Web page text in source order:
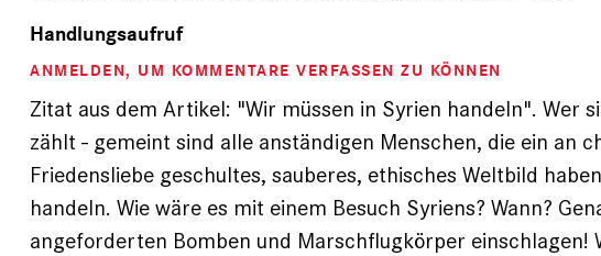
Handlungsaufruf
ANMELDEN, UM KOMMENTARE VERFASSEN ZU KÖNNEN
Zitat aus dem Artikel: "Wir müssen in Syrien handeln". Wer
zählt - gemeint sind alle anständigen Menschen, die ein an
Friedensliebe geschultes, sauberes, ethisches Weltbild
handeln. Wie wäre es mit einem Besuch Syriens? Wann?
angeforderten Bomben und Marschflugkörper einschlagen!